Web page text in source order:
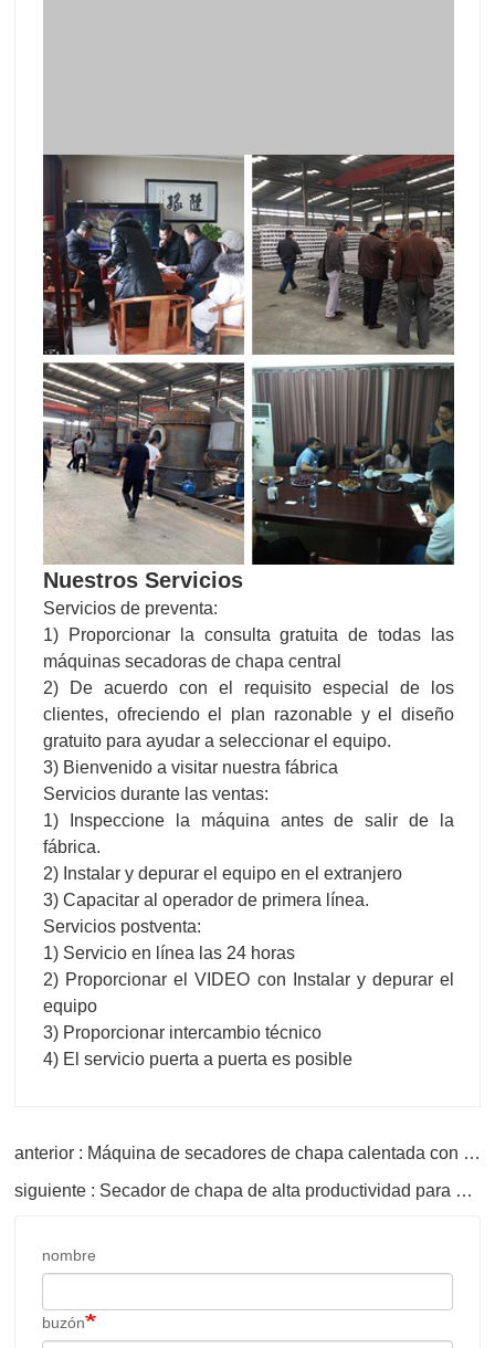
Nuestros Servicios
Servicios de preventa:
1) Proporcionar la consulta gratuita de todas las
máquinas secadoras de chapa central
2) De acuerdo con el requisito especial de los
clientes, ofreciendo el plan razonable y el diseño
gratuito para ayudar a seleccionar el equipo.
3) Bienvenido a visitar nuestra fábrica
Servicios durante las ventas:
1) Inspeccione la máquina antes de salir de la
fábrica.
2) Instalar y depurar el equipo en el extranjero
3) Capacitar al operador de primera línea.
Servicios postventa:
1) Servicio en línea las 24 horas
2) Proporcionar el VIDEO con Instalar y depurar el
equipo
3) Proporcionar intercambio técnico
4) El servicio puerta a puerta es posible
Qué pedir